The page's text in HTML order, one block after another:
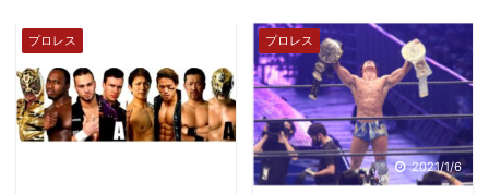
プロレス プロレス
2021/1/6